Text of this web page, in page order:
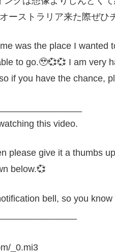
ーストラリア来た際ぜひ
was the place I wanted
to go.🥹💞💞 I am very
if you have the chance,
this video.
please give it a thumbs
below.💞
bell, so you
_0.mi3